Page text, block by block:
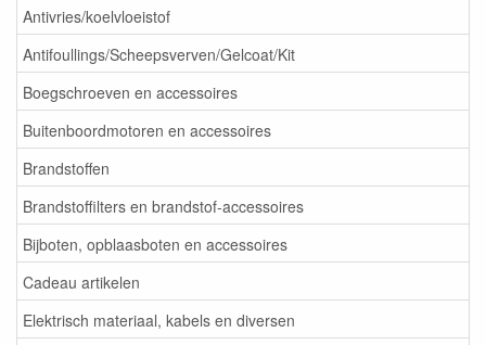
Antivries/koelvloeistof
Antifoullings/Scheepsverven/Gelcoat/Kit
Boegschroeven en accessoires
Buitenboordmotoren en accessoires
Brandstoffen
Brandstoffilters en brandstof-accessoires
Bijboten, opblaasboten en accessoires
Cadeau artikelen
Elektrisch materiaal, kabels en diversen